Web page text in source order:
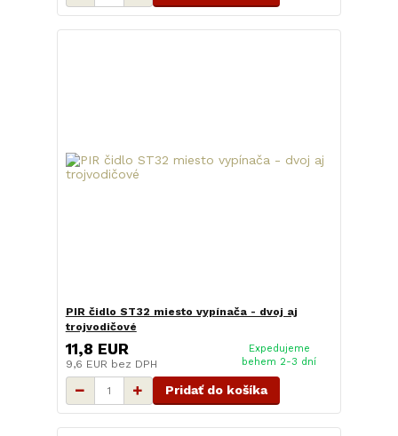
PIR čidlo ST32 miesto vypínača - dvoj aj
trojvodičové
11,8 EUR
9,6 EUR bez DPH
Expedujeme
behem 2-3 dní
Pridať do košíka